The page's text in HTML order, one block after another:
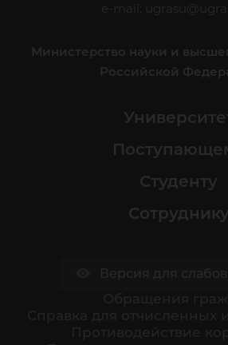
e-mail:
Министерство науки и
Российской
Студенту
Сотруднику